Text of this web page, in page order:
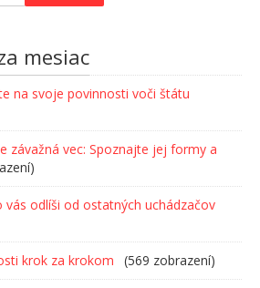
mesiac
na svoje povinnosti voči štátu
závažná vec: Spoznajte jej formy a
vás odlíši od ostatných uchádzačov
krok za krokom (569 zobrazení)